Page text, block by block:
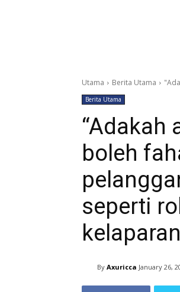
Utama Berita Utama
Berita Utama
“Adakah
boleh
seperti
kelaparan
By Axuricca January 26,